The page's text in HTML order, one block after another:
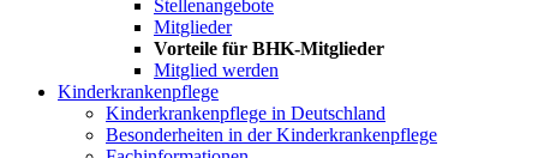
Stellenangebote
Mitglieder
Vorteile für BHK-Mitglieder
Mitglied werden
Kinderkrankenpflege
Kinderkrankenpflege in Deutschland
Besonderheiten in der Kinderkrankenpflege